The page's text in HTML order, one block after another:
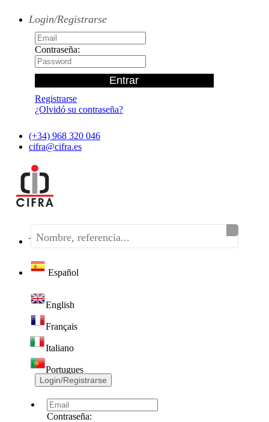
Login/Registrarse
Contraseña:
Registrarse
¿Olvidó su contraseña?
(+34) 968 320 046
cifra@cifra.es
Teléfono:(+34) 968 320 046
Español
English
Français
Italiano
Portugues
Login/Registrarse
Contraseña: